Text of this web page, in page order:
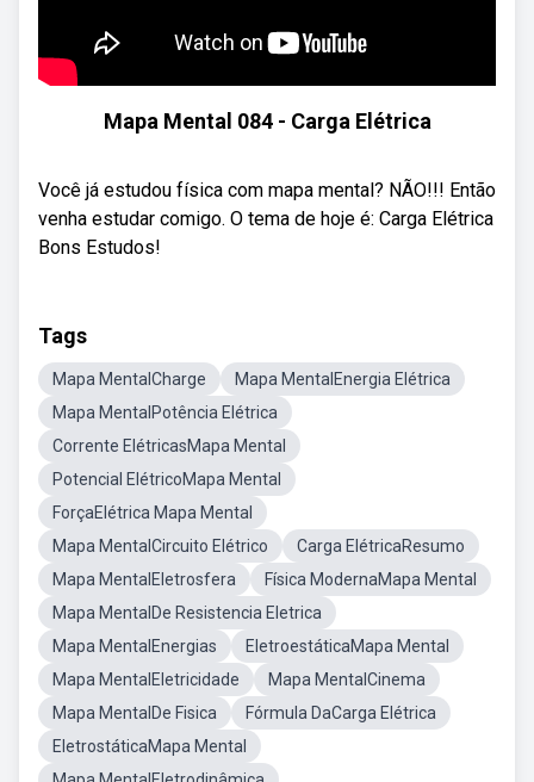
Mapa Mental 084 - Carga Elétrica
Você já estudou física com mapa mental? NÃO!!! Então
venha estudar comigo. O tema de hoje é: Carga Elétrica
Bons Estudos!
Tags
Mapa MentalCharge
Mapa MentalEnergia Elétrica
Mapa MentalPotência Elétrica
Corrente ElétricasMapa Mental
Potencial ElétricoMapa Mental
ForçaElétrica Mapa Mental
Mapa MentalCircuito Elétrico
Carga ElétricaResumo
Mapa MentalEletrosfera
Física ModernaMapa Mental
Mapa MentalDe Resistencia Eletrica
Mapa MentalEnergias
EletroestáticaMapa Mental
Mapa MentalEletricidade
Mapa MentalCinema
Mapa MentalDe Fisica
Fórmula DaCarga Elétrica
EletrostáticaMapa Mental